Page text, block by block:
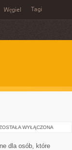
Węgiel Tagi
OBWODOWY
WYŁĄCZONA
dla osób, które